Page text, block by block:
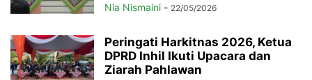
Nia Nismaini - 22/05/2026
Peringati Harkitnas 2026, Ketua
DPRD Inhil Ikuti Upacara dan
Ziarah Pahlawan